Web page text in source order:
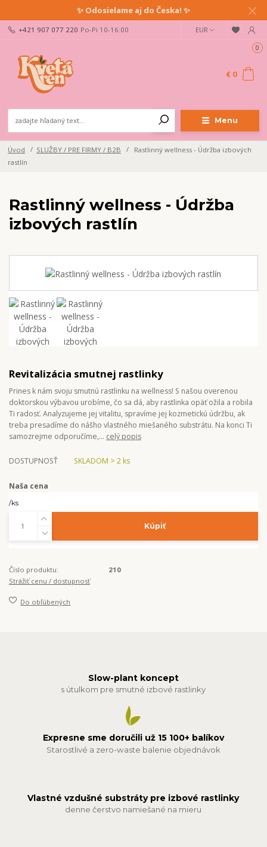
✨ Odosielame aj do Česka! ✨
Menu
EUR
+421 907 077 220 Po-Pi 10-16:00
0
€ 0
Úvod SLUŽBY / PRE FIRMY / B2B
Rastlinný wellness - Údržba izbových
rastlín
Rastlinný wellness - Údržba
izbových rastlín
Revitalizácia smutnej rastlinky
Prines k nám svoju smutnú rastlinku na wellness! S našou overenou
doktorskou výbavou urobíme, čo sa dá, aby rastlinka opäť ožila a robila
Ti radosť. Analyzujeme jej vitalitu, spravíme jej kozmetickú údržbu, ak
treba presadíme do nášho vlastného miešaného substrátu. Na konci Ti
samozrejme odporučíme,... celý popis
DOSTUPNOSŤ SKLADOM > 2 ks
Naša cena
/ks
Kúpiť
Číslo produktu:
210
Strážiť cenu / dostupnosť
Do obľúbených
Slow-plant koncept
s útulkom pre smutné izbové rastlinky
Expresne sme doručili už 15 100+ balíkov
Starostlivé a zero-waste balenie objednávok
Vlastné vzdušné substráty pre izbové rastlinky
denne čerstvo namiešané na mieru